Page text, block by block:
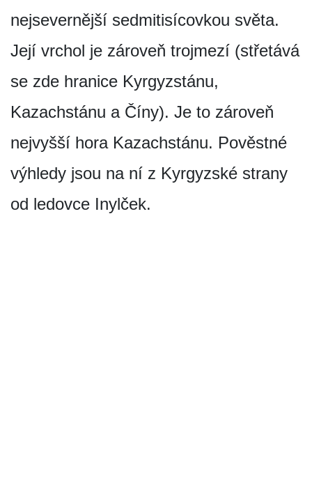
nejsevernější sedmitisícovkou světa.
Její vrchol je zároveň trojmezí (střetává
se zde hranice Kyrgyzstánu,
Kazachstánu a Číny). Je to zároveň
nejvyšší hora Kazachstánu. Pověstné
výhledy jsou na ní z Kyrgyzské strany
od ledovce Inylček.